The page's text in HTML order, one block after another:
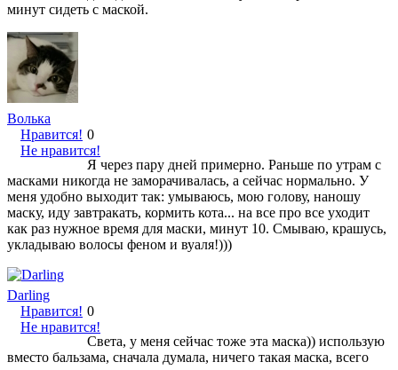
минут сидеть с маской.
Волька
Нравится!
Не нравится!
0
Я через пару дней примерно. Раньше по утрам с
масками никогда не заморачивалась, а сейчас нормально. У
меня удобно выходит так: умываюсь, мою голову, наношу
маску, иду завтракать, кормить кота... на все про все уходит
как раз нужное время для маски, минут 10. Смываю, крашусь,
укладываю волосы феном и вуаля!)))
Darling
Нравится!
Не нравится!
0
Света, у меня сейчас тоже эта маска)) использую
вместо бальзама, сначала думала, ничего такая маска, всего